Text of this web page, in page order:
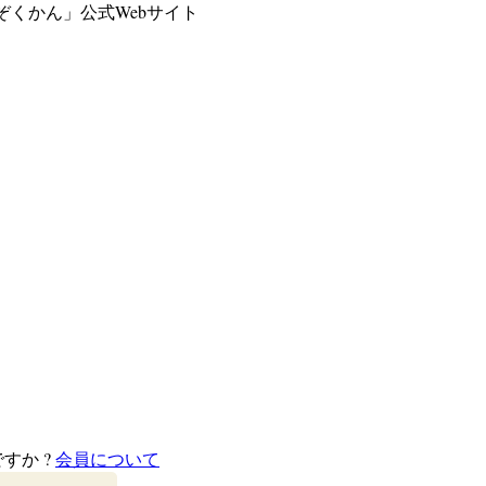
かん」公式Webサイト
か ?会員について